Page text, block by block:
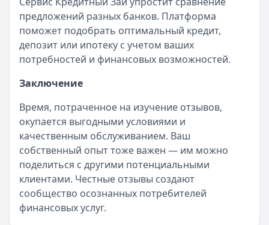
предложений разных банков. Платформа
поможет подобрать оптимальный кредит,
депозит или ипотеку с учетом ваших
потребностей и финансовых возможностей.
Заключение
Время, потраченное на изучение отзывов,
окупается выгодными условиями и
качественным обслуживанием. Ваш
собственный опыт тоже важен — им можно
поделиться с другими потенциальными
клиентами. Честные отзывы создают
сообщество осознанных потребителей
финансовых услуг.